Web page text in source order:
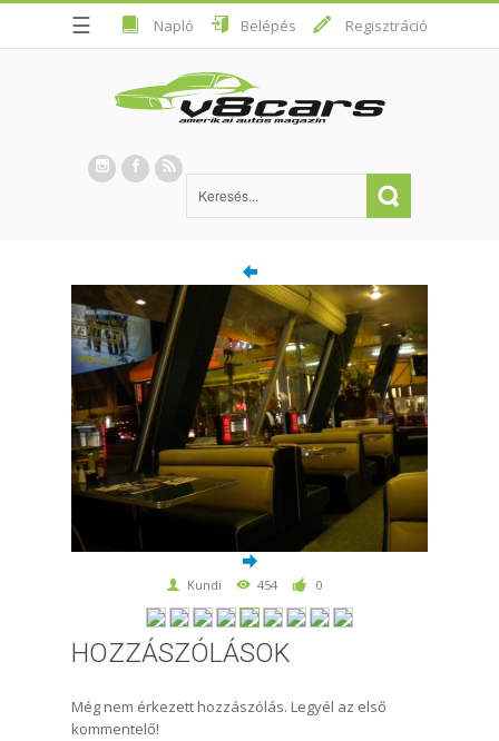
☰ Napló Belépés Regisztráció
Kundi 454 0
HOZZÁSZÓLÁSOK
Még nem érkezett hozzászólás. Legyél az első
kommentelő!